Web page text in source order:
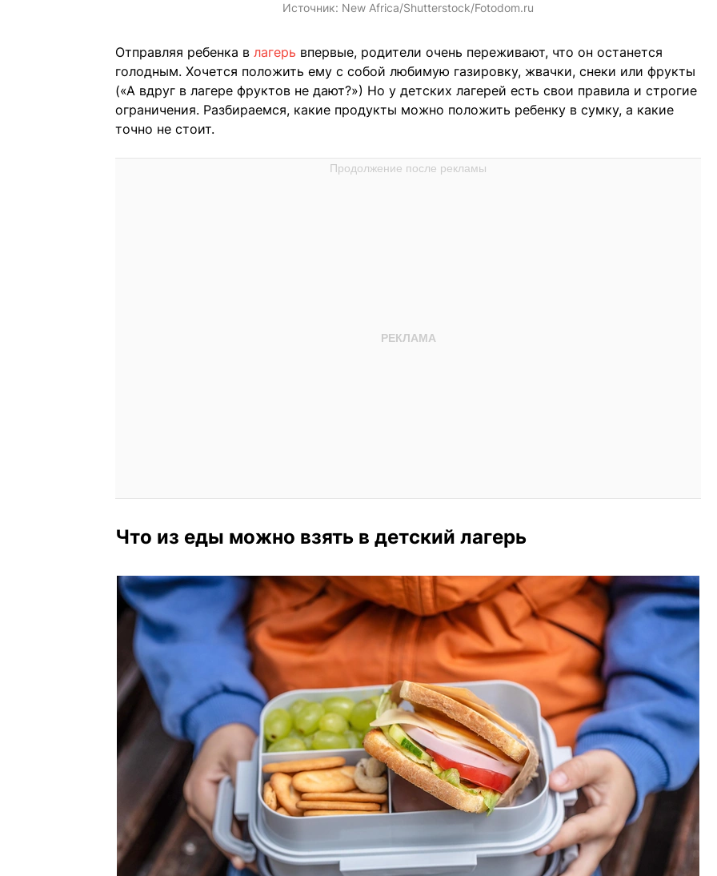
Источник: New Africa/Shutterstock/Fotodom.ru
Отправляя ребенка в лагерь впервые, родители очень переживают, что он останется
голодным. Хочется положить ему с собой любимую газировку, жвачки, снеки или фрукты
(«А вдруг в лагере фруктов не дают?») Но у детских лагерей есть свои правила и строгие
ограничения. Разбираемся, какие продукты можно положить ребенку в сумку, а какие
точно не стоит.
Что из еды можно взять в детский лагерь